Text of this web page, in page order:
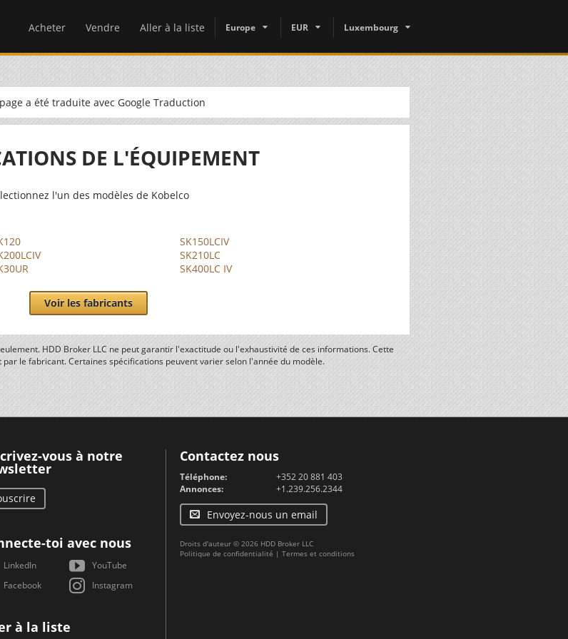
Acheter Vendre Aller à la liste Europe EUR Luxembourg
a été traduite avec Google Traduction
DE L'ÉQUIPEMENT
l'un des modèles de Kobelco
SK150LCIV
SK210LC
SK400LC IV
Voir les fabricants
HDD Broker LLC ne peut garantir l'exactitude ou l'exhaustivité de ces informations. Cette
le fabricant. Certaines spécifications peuvent varier selon l'année du modèle.
vous à notre
toi avec nous
LinkedIn
YouTube
Facebook
Instagram
à la liste
Contactez nous
Téléphone:
+352 20 881 403
Annonces:
+1.239.256.2344
Envoyez-nous un email
Droits d'auteur © 2026 HDD Broker LLC
Politique de confidentialité | Termes et conditions